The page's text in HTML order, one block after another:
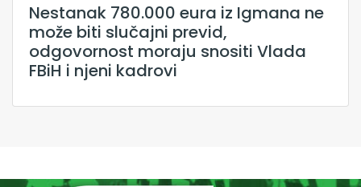
Nestanak 780.000 eura iz Igmana ne
može biti slučajni previd,
odgovornost moraju snositi Vlada
FBiH i njeni kadrovi